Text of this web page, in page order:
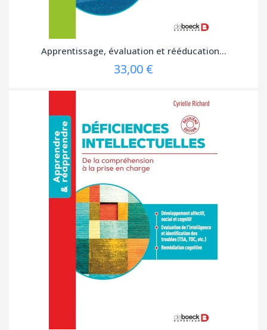
Apprentissage, évaluation et rééducation...
33,00 €